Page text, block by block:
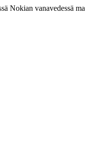
Nokian